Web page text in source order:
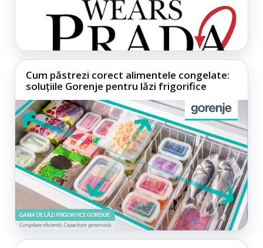
Cum păstrezi corect alimentele congelate:
soluțiile Gorenje pentru lăzi frigorifice